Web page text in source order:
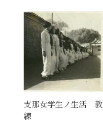
支那女学生ノ生活 教
練